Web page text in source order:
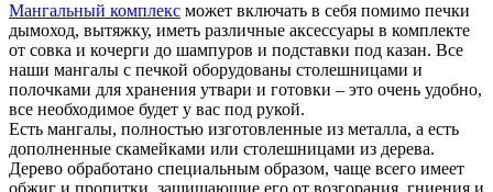
Мангальный комплекс может включать в себя помимо печки
дымоход, вытяжку, иметь различные аксессуары в комплекте
от совка и кочерги до шампуров и подставки под казан. Все
наши мангалы с печкой оборудованы столешницами и
полочками для хранения утвари и готовки – это очень удобно,
все необходимое будет у вас под рукой.
Есть мангалы, полностью изготовленные из металла, а есть
дополненные скамейками или столешницами из дерева.
Дерево обработано специальным образом, чаще всего имеет